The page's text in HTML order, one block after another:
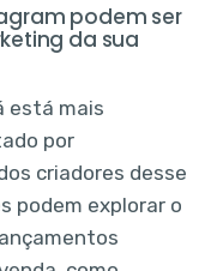
podem ser
da sua
está mais
por
criadores desse
podem explorar o